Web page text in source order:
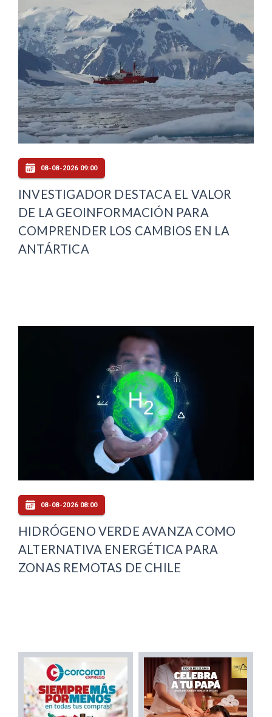
08-08-2026 09:00
INVESTIGADOR DESTACA EL VALOR
DE LA GEOINFORMACIÓN PARA
COMPRENDER LOS CAMBIOS EN LA
ANTÁRTICA
08-08-2026 08:00
HIDRÓGENO VERDE AVANZA COMO
ALTERNATIVA ENERGÉTICA PARA
ZONAS REMOTAS DE CHILE